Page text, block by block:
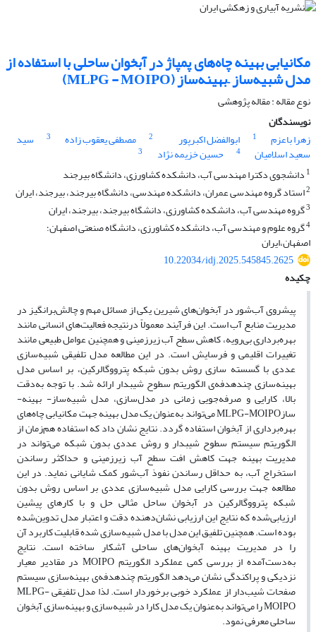
مکانیابی بهینه چاه‌های پمپاژ در آبخوان ساحلی با استفاده از
مدل شبیه‌ساز –بهینه‌ساز (MLPG - MOIPO)
نوع مقاله : مقاله پژوهشی
نویسندگان
زهرا باعزم
1 ابوالفضل اکبرپور 2 مصطفی یعقوب زاده 3 سید
سعید اسلامیان 4 حسین خزیمه نژاد
3
1 دانشجوی دکترا مهندسی آب، دانشکده کشاورزی، دانشگاه بیرجند
2استاد گروه مهندسی عمران، دانشکده مهندسی، دانشگاه بیرجند، بیرجند، ایران
3گروه مهندسی آب، دانشکده کشاورزی، دانشگاه بیرجند، بیرجند، ایران
4گروه علوم و مهندسی آب، دانشکده کشاورزی، دانشگاه صنعتی اصفهان؛
اصفهان،ایران
10.22034/idj.2025.545845.2625
چکیده
پیشروی آب‌شور در آبخوان‌های شیرین یکی از مسائل مهم و چالش‌برانگیز در
مدیریت منابع آب است. این فرآیند معمولاً درنتیجه فعالیت‌های انسانی مانند
بهره‌برداری بی‌رویه، کاهش سطح آب زیرزمینی و همچنین عوامل طبیعی مانند
تغییرات اقلیمی و فرسایش است. در این مطالعه مدل تلفیقی شبیه‌سازی
عددی با گسسته سازی روش بدون شبکه پترووگالرکین، بر اساس مدل
بهینه‌سازی چندهدفه‌ی الگوریتم سطوح شیبدار ارائه شد. با توجه به‌دقت
بالا، کارایی و صرفه‌جویی زمانی در مدل‌سازی، مدل شبیه‌ساز- بهینه-
سازMLPG-MOIPO می‌تواند به‌عنوان یک مدل بهینه جهت مکانیابی چاه‌های
بهره‌برداری از آبخوان استفاده گردد. نتایج نشان داد که استفاده هم‌زمان از
الگوریتم سیستم سطوح شیبدار و روش عددی بدون شبکه می‌تواند در
مدیریت بهینه جهت کاهش افت سطح آب زیرزمینی و حداکثر رساندن
استخراج آب، به حداقل رساندن نفوذ آب‌شور کمک شایانی نماید. در این
مطالعه جهت بررسی کارایی مدل شبیه‌سازی عددی بر اساس روش بدون
شبکه پترووگالرکین در آبخوان ساحل مثالی حل و با کارهای پیشین
ارزیابی‌شده که نتایج این ارزیابی نشان‌دهنده دقت و اعتبار مدل تدوین‌شده
بوده است. همچنین تلفیق این مدل با مدل شبیه‌سازی شده قابلیت کاربرد آن
را در مدیریت بهینه آبخوان‌های ساحلی آشکار ساخته است. نتایج
به‌دست‌آمده از بررسی کمی عملکرد الگوریتم MOIPO در مقادیر معیار
نزدیکی و پراکندگی نشان می‌دهد الگوریتم چندهدفه‌ی بهینه‌سازی سیستم
صفحات شیب‌دار از عملکرد خوبی برخوردار است. لذا مدل تلفیقی MLPG-
MOIPO را می‌تواند به‌عنوان یک مدل کارا در شبیه‌سازی و بهینه‌سازی آبخوان
ساحلی معرفی نمود.